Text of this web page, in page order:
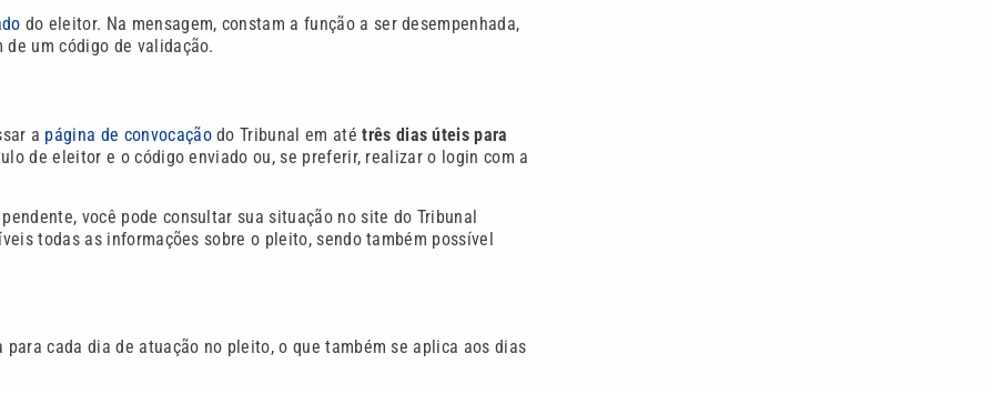
do eleitor. Na mensagem, constam a função a ser desempenhada,
um código de validação.
a página de convocaçãodo Tribunal em atétrês dias úteis para
de eleitor e o código enviado ou, se preferir, realizar o login com a
você pode consultar sua situação no site do Tribunal
todas as informações sobre o pleito, sendo também possível
cada dia de atuação no pleito, o que também se aplica aos dias